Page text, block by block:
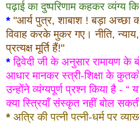
पढ़ाई का दुष्परिणाम कहकर व्यंग्य
* "आर्य पुत्र, शाबाश ! बड़ा अच्छा
विवाह करके मुकर गए। नीति,
प्रत्यक्ष मूर्ति हैं!"
* द्विवेदी जी के अनुसार रामायण
आधार मानकर स्त्री-शिक्षा के
उन्होंने व्यंग्यपूर्ण प्रश्न किया है -
क्या स्त्रियाँ संस्कृत नहीं बोल
* अत्रि की पत्नी पत्नी-धर्म पर